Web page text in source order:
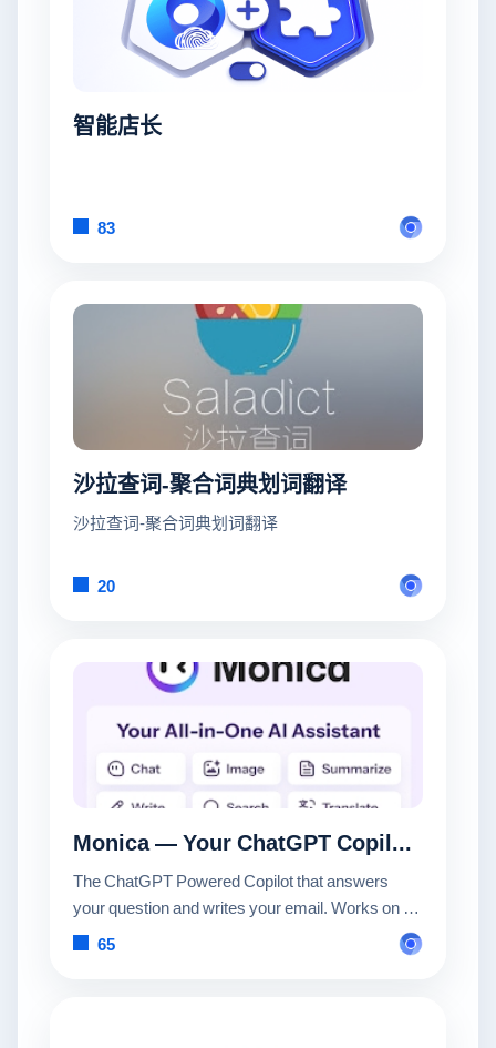
智能店长
83
沙拉查词-聚合词典划词翻译
沙拉查词-聚合词典划词翻译
20
Monica — Your ChatGPT Copilot in Chrome
The ChatGPT Powered Copilot that answers
your question and writes your email. Works on all
websites.
65